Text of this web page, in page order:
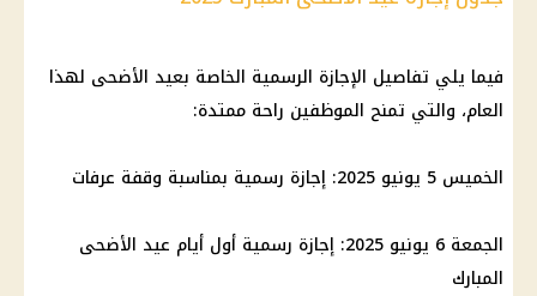
فيما يلي تفاصيل الإجازة الرسمية الخاصة بعيد الأضحى لهذا
العام، والتي تمنح الموظفين راحة ممتدة:
الخميس 5 يونيو 2025: إجازة رسمية بمناسبة وقفة عرفات
الجمعة 6 يونيو 2025: إجازة رسمية أول أيام عيد الأضحى
المبارك